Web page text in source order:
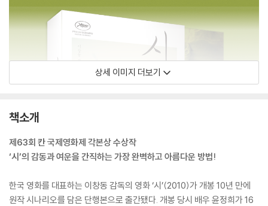
상세 이미지 더보기
책소개
제63회 칸 국제영화제 각본상 수상작
‘시’의 감동과 여운을 간직하는 가장 완벽하고 아름다운 방법!
한국 영화를 대표하는 이창동 감독의 영화 ‘시’(2010)가 개봉 10년 만에
원작 시나리오를 담은 단행본으로 출간됐다. 개봉 당시 배우 윤정희가 16